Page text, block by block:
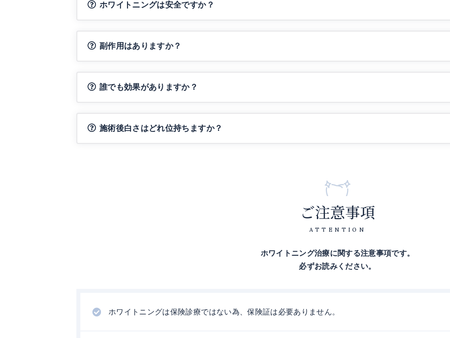
ホワイトニングは安全ですか？
副作用はありますか？
誰でも効果がありますか？
施術後白さはどれ位持ちますか？
ご注意事項
ホワイトニング治療に関する注意事項です。
必ずお読みください。
ホワイトニングは保険診療ではない為、保険証は必要ありません。